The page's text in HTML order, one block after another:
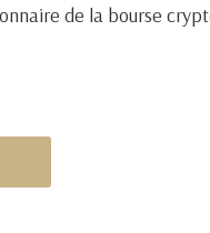
de la bourse